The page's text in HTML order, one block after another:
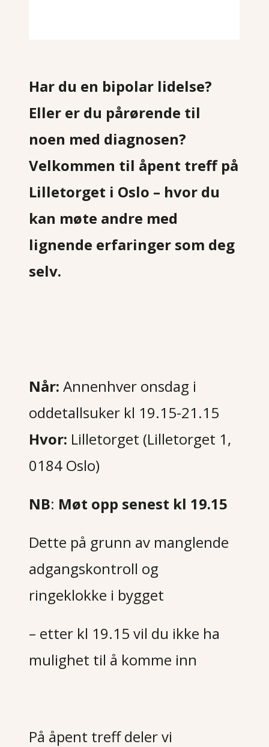
Har du en bipolar lidelse?
Eller er du pårørende til
noen med diagnosen?
Velkommen til åpent treff på
Lilletorget i Oslo – hvor du
kan møte andre med
lignende erfaringer som deg
selv.
Når:Annenhver onsdag i
oddetallsuker kl 19.15-21.15
Hvor: Lilletorget (Lilletorget 1,
0184 Oslo)
NB: Møt opp senest kl 19.15
Dette på grunn av manglende
adgangskontroll og
ringeklokke i bygget
– etter kl 19.15 vil du ikke ha
mulighet til å komme inn
På åpent treff deler vi